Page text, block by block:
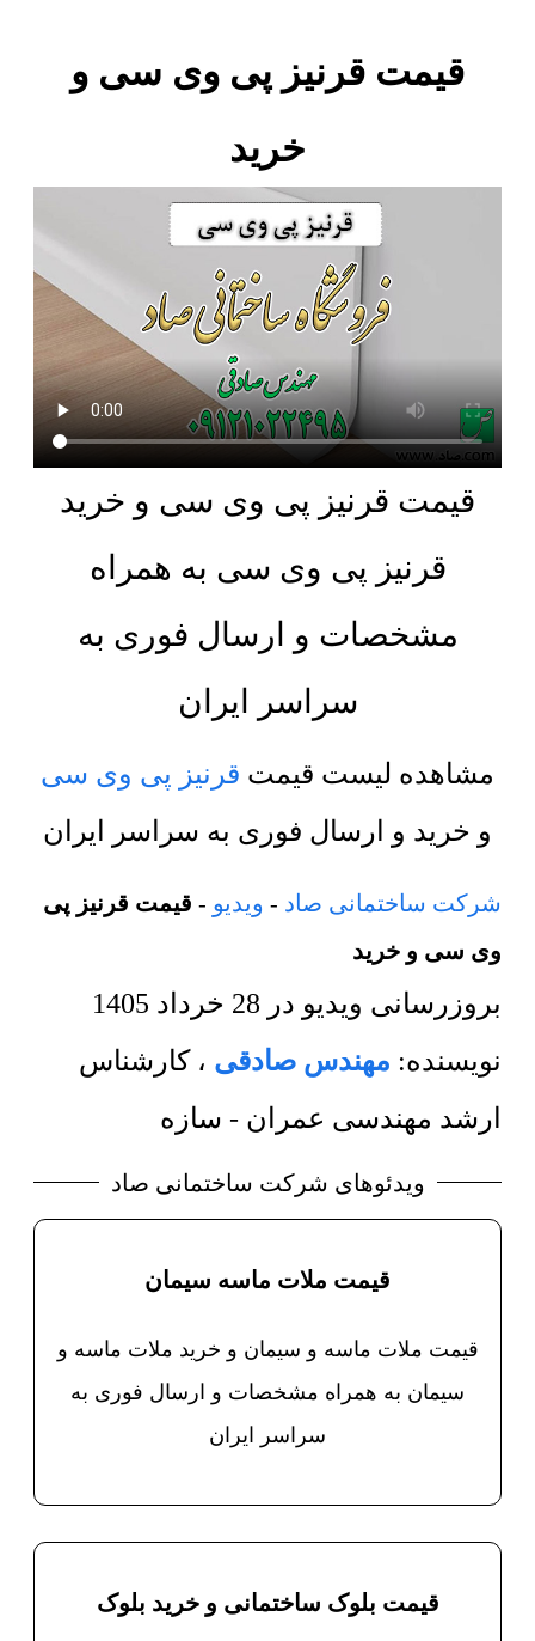
قیمت قرنیز پی وی سی و
خرید
قیمت قرنیز پی وی سی و خرید
قرنیز پی وی سی به همراه
مشخصات و ارسال فوری به
سراسر ایران
مشاهده لیست قیمت قرنیز پی وی سی
و خرید و ارسال فوری به سراسر ایران
شرکت ساختمانی صاد - ویدیو - قیمت قرنیز پی
وی سی و خرید
بروزرسانی ویدیو در 28 خرداد 1405
نویسنده: مهندس صادقی ،کارشناس
ارشد مهندسی عمران - سازه
ویدئوهای شرکت ساختمانی صاد
قیمت ملات ماسه سیمان
قیمت ملات ماسه و سیمان و خرید ملات ماسه و
سیمان به همراه مشخصات و ارسال فوری به
سراسر ایران
قیمت بلوک ساختمانی و خرید بلوک